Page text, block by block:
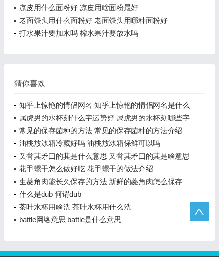
凉皮用什么面粉好 凉皮用啥面粉最好
老面馒头用什么面粉好 老面馒头用哪种面粉好
打水果汁要加水吗 榨水果汁要放水吗
猜你喜欢
知乎上惊艳的情侣网名 知乎上惊艳的情侣网名是什么
属虎男的水杯刻什么字运势好 属虎男的水杯刻哪些字
运势好
常见的保存菌种的方法 常见的保存菌种的方法介绍
油桃放冰箱冷藏好吗 油桃放冰箱保鲜可以吗
又誉其矛曰的其是什么意思 又誉其矛曰的其是啥意思
呢
花甲螺干怎么做好吃 花甲螺干的做法介绍
生菱角肉能长久保存的方法 新鲜的菱角肉怎么保存
什么是dub 何谓dub
茶叶水杯用啥洗 茶叶水杯用什么洗
battle网络意思 battle是什么意思